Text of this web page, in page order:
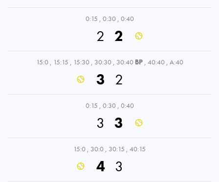
0:15 , 0:30 , 0:40
2 2
15:0 , 15:15 , 15:30 , 30:30 , 30:40 BP , 40:40 , A:40
3 2
0:15 , 0:30 , 0:40
3 3
15:0 , 30:0 , 30:15 , 40:15
4 3